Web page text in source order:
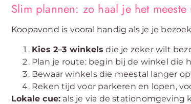
Slim plannen: zo haal je het
Koopavond is vooral handig als je je
Kies 2–3 winkels die je zeker wilt
Plan je route: begin bij de winkel die
Bewaar winkels die meestal langer
Reken tijd voor parkeren en lopen,
Lokale cue: als je via de stationomgeving